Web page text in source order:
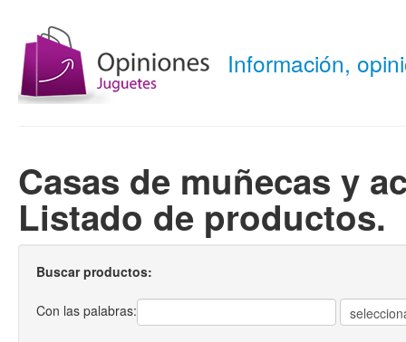
Información,
Casas de muñecas y
Listado de productos.
Buscar productos:
Con las palabras: